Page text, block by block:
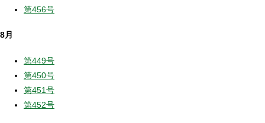
第456号
8月
第449号
第450号
第451号
第452号